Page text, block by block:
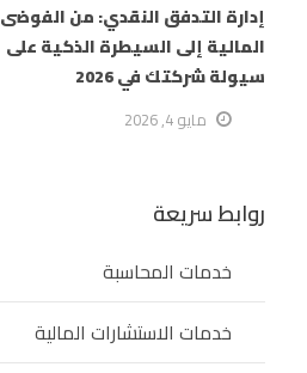
إدارة التدفق النقدي: من الفوضى
المالية إلى السيطرة الذكية على
سيولة شركتك في 2026
مايو 4, 2026
روابط سريعة
خدمات المحاسبة
خدمات الاستشارات المالية